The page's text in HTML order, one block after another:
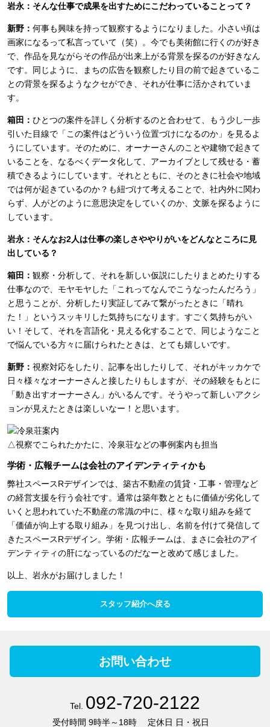
岩永：そんな仕事で成果を出すためにこだわっていることって？
新野： 何事も興味を持って観察するようになりました。小さい頃は
画家になるって私言っていて（笑）。今でも美術館に行くのが好き
で、作品を見ながらその作品が出来上がる背景を探るのが好きなん
です。同じように、まちの広告を観察したり目の前で起きているこ
との背景を探るようなクセができ、それが仕事に活かされていま
す。
箱田： ひとつの案件を詳しく分析するのと合わせて、もう少し一歩
引いた目線で「この案件はどういう位置づけになるのか」を見るよ
うにしています。そのために、オーナーさんのことや建物で起きて
いることを、なるべくデータ化して、アーカイブとして残せる・蓄
積できるようにしています。それとともに、そのときに社会や地域
では何が起きているのか？も紐づけて考えることで、社内外に関わ
らず、人がどのように意思決定をしていくのか、文脈を探るように
しています。
岩永：そんなお2人は仕事の楽しさややりがいをどんなところに見
出している？
箱田： 観察・分析して、それを新しい仮説にしたりまとめたりする
仕事なので、モヤモヤした「これってなんでこうなったんだろう」
と思うことが、分析したり実証してみて繋がったときに「晴れ
た！」というスッキリした気持ちになります。すごく気持ちがい
い！そして、それを言語化・見える化することで、同じようなこと
で悩んでいる方々に届けられたときは、とても嬉しいです。
新野： 視察対応をしたり、記事を出したりして、それがキッカケで
日々様々なオーナーさんと接したりもしますが、その経験をもとに
「動き出すオーナーさん」がいるんです。そうやって新しいアクシ
ョンが見えたときは楽しいなー！と思います。
△視察でこられたかたに、冷泉荘などの事例案内も担当
学術・広報チームは会社のアイデンティティかも
弊社スペースRデザインでは、築古不動産の賃貸・工事・管理など
の経営支援を行う会社です。通常は築年数とともに価値が劣化して
いくと思われていた不動産の常識の中に、様々な取り組みを経て
「価値が向上する取り組み」を見つけ出し、名前を付けて発信して
きたスペースRデザイン。学術・広報チームは、まさに会社のアイ
デンティティの肝になっているのだなーと改めて感じました。
以上、岩永がお届けしました！
スタッフ紹介へ戻る
お問い合わせ
Tel. 092-720-2122
受付時間 9時半～18時 定休日 日・祝日